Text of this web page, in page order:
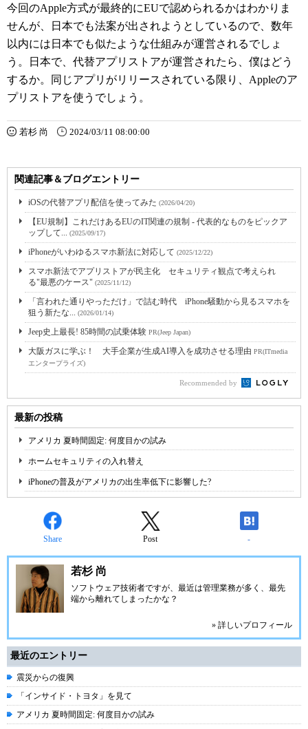
今回のApple方式が最終的にEUで認められるかはわかりま
せんが、日本でも法案が出されようとしているので、数年
以内には日本でも似たような仕組みが運営されるでしょ
う。日本で、代替アプリストアが運営されたら、僕はどう
するか。同じアプリがリリースされている限り、Appleのア
プリストアを使うでしょう。
若杉 尚 2024/03/11 08:00:00
関連記事＆ブログエントリー
iOSの代替アプリ配信を使ってみた (2026/04/20)
【EU規制】これだけあるEUのIT関連の規制 - 代表的なものをピックア
ップして... (2025/09/17)
iPhoneがいわゆるスマホ新法に対応して (2025/12/22)
スマホ新法でアプリストアが民主化 セキュリティ観点で考えられ
る"最悪のケース" (2025/11/12)
「言われた通りやっただけ」で詰む時代 iPhone騒動から見るスマホを
狙う新たな... (2026/01/14)
Jeep史上最長! 85時間の試乗体験 PR(Jeep Japan)
大阪ガスに学ぶ！ 大手企業が生成AI導入を成功させる理由 PR(ITmedia
エンタープライズ)
Recommended by
最新の投稿
アメリカ 夏時間固定: 何度目かの試み
ホームセキュリティの入れ替え
iPhoneの普及がアメリカの出生率低下に影響した?
Share Post -
若杉 尚
ソフトウェア技術者ですが、最近は管理業務が多く、最先
端から離れてしまったかな？
» 詳しいプロフィール
最近のエントリー
震災からの復興
「インサイド・トヨタ」を見て
アメリカ 夏時間固定: 何度目かの試み